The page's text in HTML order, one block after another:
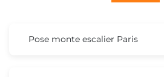
Pose monte escalier Paris